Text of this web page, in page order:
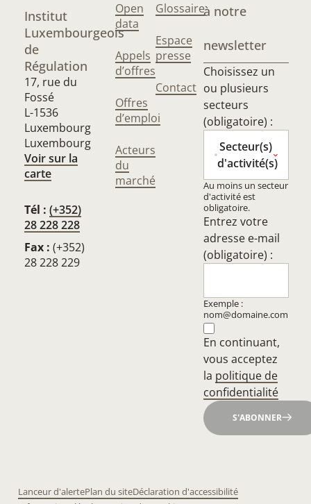
Institut
Luxembourgeois
de
Régulation
17, rue du
Fossé
L-1536
Luxembourg
Luxembourg
Voir sur la
carte
Tél : (+352)
28 228 228
Fax : (+352)
28 228 229
Open
data
Appels
d’offres
Offres
d’emploi
Acteurs
du
marché
Glossaire
Espace
presse
Contact
à notre
newsletter
Choisissez un
ou plusieurs
secteurs
(obligatoire) :
Secteur(s)
d'activité(s)
Au moins un secteur
d'activité est
obligatoire.
Entrez votre
adresse e-mail
(obligatoire) :
Exemple :
nom@domaine.com
En continuant,
vous acceptez
la politique de
confidentialité
S'ABONNER
Lanceur d'alertePlan du siteDéclaration d'accessibilité